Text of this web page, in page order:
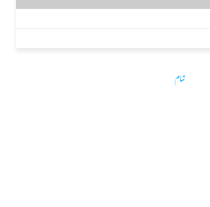
تمام